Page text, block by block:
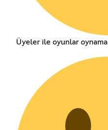
Üyeler ile oyunlar oynama